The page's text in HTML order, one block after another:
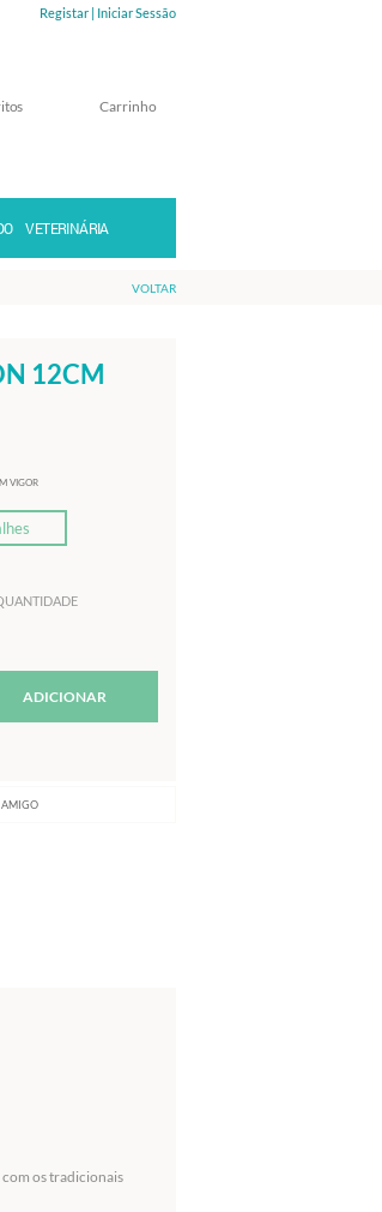
Registar | Iniciar Sessão
Carrinho
VETERINÁRIA
VOLTAR
12CM
VIGOR
ADICIONAR
os tradicionais